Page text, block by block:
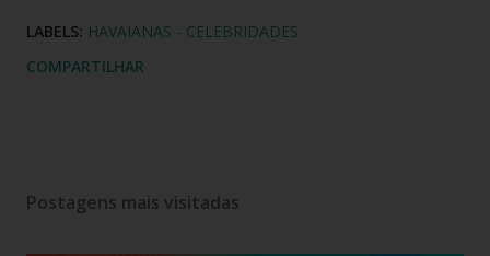
LABELS: HAVAIANAS - CELEBRIDADES
COMPARTILHAR
Postagens mais visitadas